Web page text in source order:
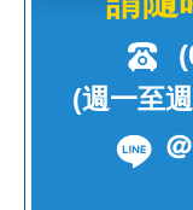
(週一至